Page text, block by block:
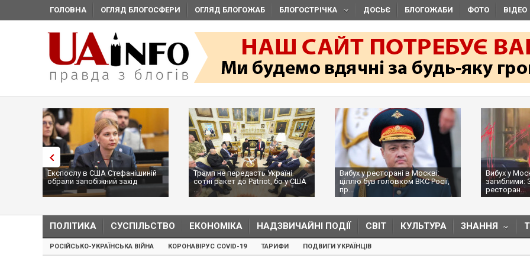
ГОЛОВНА ОГЛЯД БЛОГОСФЕРИ ОГЛЯД БЛОГОЖАБ БЛОГОСТРІЧКА ДОСЬЄ БЛОГОЖАБИ ФОТО ВІДЕО
Експослу в США Стефанішиній
обрали запобіжний захід
Трамп не передасть Україні
сотні ракет до Patriot, бо у США
...
Вибух у ресторані в Москві:
ціллю був головком ВКС Росії,
пр...
Вибух у
загиблими:
ресторан...
ПОЛІТИКА СУСПІЛЬСТВО ЕКОНОМІКА НАДЗВИЧАЙНІ ПОДІЇ СВІТ КУЛЬТУРА ЗНАННЯ
РОСІЙСЬКО-УКРАЇНСЬКА ВІЙНА КОРОНАВІРУС COVID-19 ТАРИФИ ПОДВИГИ УКРАЇНЦІВ